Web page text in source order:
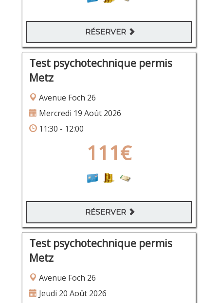
RÉSERVER
Test psychotechnique permis
Metz
Avenue Foch 26
Mercredi 19 Août 2026
11:30 - 12:00
111€
RÉSERVER
Test psychotechnique permis
Metz
Avenue Foch 26
Jeudi 20 Août 2026